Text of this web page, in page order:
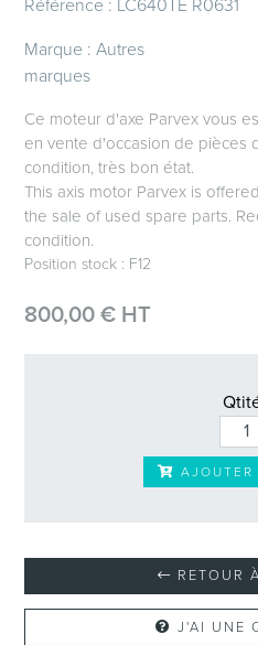
Référence : LC640TE R0631
Marque : Autres
marques
Ce moteur d'axe Parvex vous
en vente d'occasion de pièces
condition, très bon état.
This axis motor Parvex is
the sale of used spare parts.
condition.
Position stock : F12
800,00 € HT
AJOUTER
RETOUR
J'AI UNE